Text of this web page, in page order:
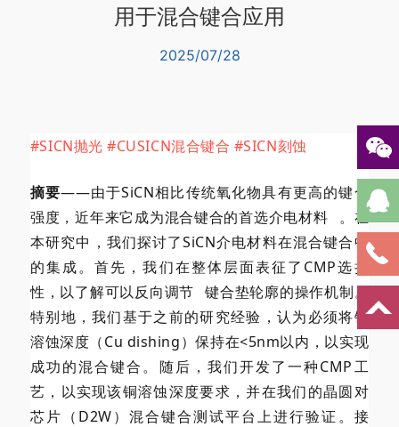
用于混合键合应用
2025/07/28
#SICN抛光 #CUSICN混合键合 #SICN刻蚀
摘要——由于SiCN相比传统氧化物具有更高的键合
强度，近年来它成为混合键合的首选介电材料
。在
本研究中，我们探讨了SiCN介电材料在混合键合中
的集成。首先，我们在整体层面表征了CMP选择
性，以了解可以反向调节 键合垫轮廓的操作机制。
特别地，我们基于之前的研究经验，认为必须将铜
溶蚀深度（Cu dishing）保持在<5nm以内，以实现
成功的混合键合。随后，我们开发了一种CMP工
艺，以实现该铜溶蚀深度要求，并在我们的晶圆对
芯片（D2W）混合键合测试平台上进行验证。接